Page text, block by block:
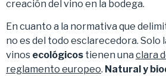
creación del vino en la bodega.
En cuanto a la normativa que
no es del todo esclarecedora. Solo
vinos ecológicos tienen una clara
reglamento europeo. Natural y